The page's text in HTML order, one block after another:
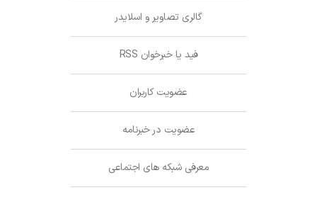
گالری تصاویر و اسلایدر
فید یا خبرخوان RSS
عضویت کاربران
عضویت در خبرنامه
معرفی شبکه های اجتماعی